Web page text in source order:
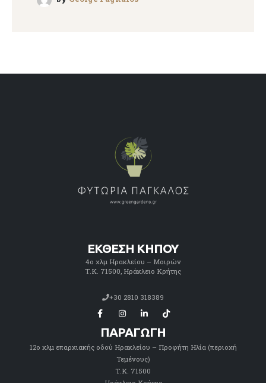
ΕΚΘΕΣΗ ΚΗΠΟΥ
4ο χλμ Ηρακλείου – Μοιρών
Τ.Κ. 71500, Ηράκλειο Κρήτης
+30 2810 318389
ΠΑΡΑΓΩΓΗ
12ο χλμ επαρχιακής οδού Ηρακλείου – Προφήτη Ηλία (περιοχή
Τεμένους)
Τ.Κ. 71500